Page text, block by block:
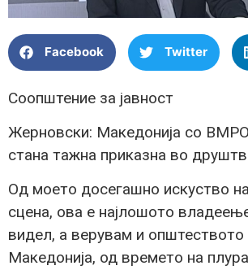
Facebook Twitter
Соопштение за јавност
Жерновски: Македонија со
стана тажна приказна во
Од моето досегашно искуство
сцена, ова е најлошото
видел, а верувам и општеството
Македонија, од времето на